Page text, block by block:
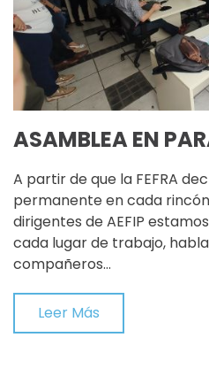
ASAMBLEA EN
A partir de que la FEFRA
permanente en cada
dirigentes de AEFIP
cada lugar de trabajo,
compañeros…
Leer Más